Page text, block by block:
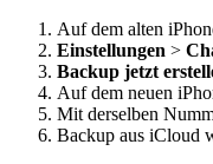
Auf dem alten
Einstellungen >
Backup jetzt
Auf dem neuen
Mit derselben
Backup aus iCloud